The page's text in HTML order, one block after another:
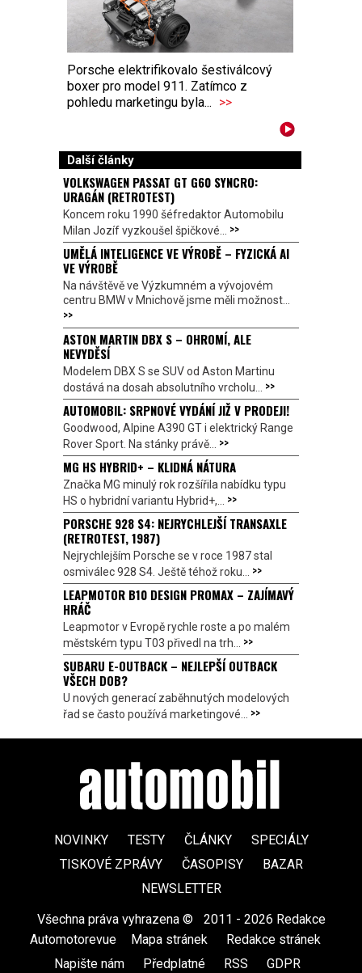
Porsche elektrifikovalo šestiválcový
boxer pro model 911. Zatímco z
pohledu marketingu byla... >>
Další články
VOLKSWAGEN PASSAT GT G60 SYNCRO:
URAGÁN (RETROTEST)
Koncem roku 1990 šéfredaktor Automobilu
Milan Jozíf vyzkoušel špičkové... >>
UMĚLÁ INTELIGENCE VE VÝROBĚ – FYZICKÁ AI
VE VÝROBĚ
Na návštěvě ve Výzkumném a vývojovém
centru BMW v Mnichově jsme měli možnost...
>>
ASTON MARTIN DBX S – OHROMÍ, ALE
NEVYDĚSÍ
Modelem DBX S se SUV od Aston Martinu
dostává na dosah absolutního vrcholu... >>
AUTOMOBIL: SRPNOVÉ VYDÁNÍ JIŽ V PRODEJI!
Goodwood, Alpine A390 GT i elektrický Range
Rover Sport. Na stánky právě... >>
MG HS HYBRID+ – KLIDNÁ NÁTURA
Značka MG minulý rok rozšířila nabídku typu
HS o hybridní variantu Hybrid+,... >>
PORSCHE 928 S4: NEJRYCHLEJŠÍ TRANSAXLE
(RETROTEST, 1987)
Nejrychlejším Porsche se v roce 1987 stal
osmiválec 928 S4. Ještě téhož roku... >>
LEAPMOTOR B10 DESIGN PROMAX – ZAJÍMAVÝ
HRÁČ
Leapmotor v Evropě rychle roste a po malém
městském typu T03 přivedl na trh... >>
SUBARU E-OUTBACK – NEJLEPŠÍ OUTBACK
VŠECH DOB?
U nových generací zaběhnutých modelových
řad se často používá marketingové... >>
NOVINKY TESTY ČLÁNKY
SPECIÁLY
TISKOVÉ ZPRÁVY
ČASOPISY
BAZAR
NEWSLETTER
Všechna práva vyhrazena ©
2011 - 2026 Redakce
Automotorevue
Mapa stránek Redakce stránek
Napište nám
Předplatné RSS GDPR